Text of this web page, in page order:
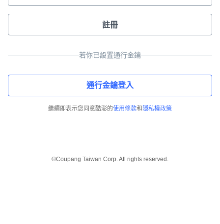
註冊
若你已設置通行金鑰
通行金鑰登入
繼續即表示您同意酷澎的使用條款和 隱私權政策
©Coupang Taiwan Corp. All rights reserved.